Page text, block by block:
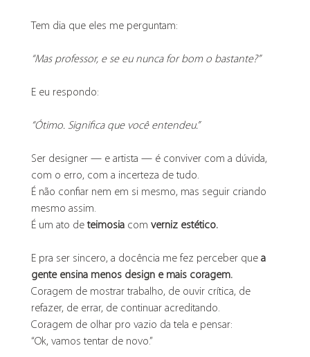
Tem dia que eles me perguntam:
“Mas professor, e se eu nunca for bom o bastante?”
E eu respondo:
“Ótimo. Significa que você entendeu.”
Ser designer — e artista — é conviver com a dúvida,
com o erro, com a incerteza de tudo.
É não confiar nem em si mesmo, mas seguir criando
mesmo assim.
É um ato de teimosia com verniz estético.
E pra ser sincero, a docência me fez perceber que a
gente ensina menos design e mais coragem.
Coragem de mostrar trabalho, de ouvir crítica, de
refazer, de errar, de continuar acreditando.
Coragem de olhar pro vazio da tela e pensar:
“Ok, vamos tentar de novo.”